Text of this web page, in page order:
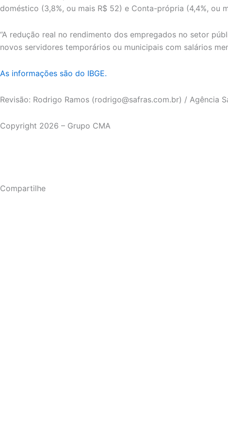
doméstico (3,8%, ou mais R$ 52) e Conta-própria (4,4%, ou
“A redução real no rendimento dos empregados no setor
novos servidores temporários ou municipais com salários
As informações são do IBGE.
Revisão: Rodrigo Ramos (rodrigo@safras.com.br) / Agência
Copyright 2026 – Grupo CMA
Compartilhe